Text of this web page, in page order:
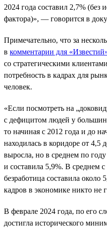
2024 года составил 2,7% (без
фактора)», — говорится в
Примечательно, что за
в комментарии для
со стратегическими
потребность в кадрах для
человек.
«Если посмотреть на
с дефицитом людей у
то начиная с 2012 года и до
находилась в коридоре от 4,5
выросла, но в среднем по
и составила 5,9%. В среднем
безработица составила
кадров в экономике никто не
В феврале 2024 года, по его
достигла исторического